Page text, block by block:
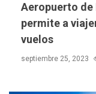
Aeropuerto de
permite a
vuelos
septiembre 25, 2023